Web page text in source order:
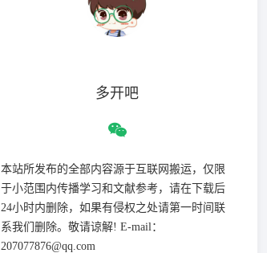
多开吧
本站所发布的全部内容源于互联网搬运，仅限
于小范围内传播学习和文献参考，请在下载后
24小时内删除，如果有侵权之处请第一时间联
系我们删除。敬请谅解! E-mail：
207077876@qq.com